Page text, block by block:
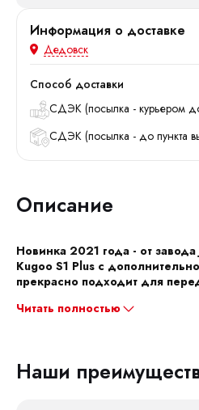
Информация о доставке
Дедовск
Способ доставки
СДЭК (посылка - курьером
СДЭК (посылка - до пункта
Описание
Новинка 2021 года - от завода
Kugoo S1 Plus с
прекрасно подходит для
Читать полностью
Наши